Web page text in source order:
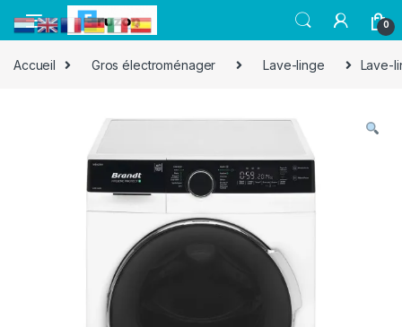
0
Accueil Gros électroménager Lave-linge Lave-